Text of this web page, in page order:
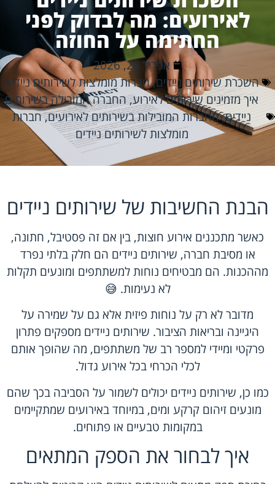
לאירועים: מה לבדוק לפני
החתימה על החוזה
אפריל 28, 2026
השכרת שירותים ניידים,חברות מומלצות לשירותים ניידים
איך מזמינים שירותים לאירוע,החברה המובילה בשירותים
ניידים,החברות המובילות בשירותים לאירועים,חברות
מומלצות לשירותים ניידים
הבנת החשיבות של שירותים ניידים
כאשר מתכננים אירוע חוצות, בין אם זה פסטיבל, חתונה,
או מסיבת חברה, שירותים ניידים הם חלק בלתי נפרד
מההכנות. הם מבטיחים נוחות למשתתפים ומונעים תקלות
לא נעימות. 😅
מדובר לא רק על נוחות פיזית אלא גם על שמירה על
היגיינה ובריאות הציבור. שירותים ניידים מספקים פתרון
פרקטי ומיידי למספר רב של משתתפים, מה שהופך אותם
לכלי הכרחי בכל אירוע גדול.
כמו כן, שירותים ניידים יכולים לשמור על הסביבה בכך שהם
מונעים זיהום קרקע ומים, במיוחד באירועים שמתקיימים
במקומות טבעיים או פתוחים.
איך לבחור את הספק המתאים